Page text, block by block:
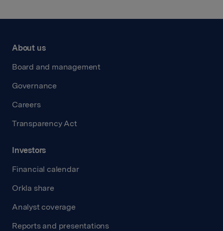
About us
Board and management
Governance
Careers
Transparency Act
Investors
Financial calendar
Orkla share
Analyst coverage
Reports and presentations